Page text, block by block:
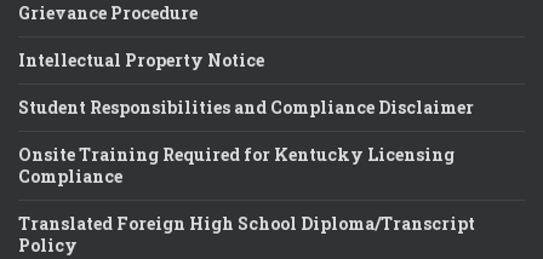
Grievance Procedure
Intellectual Property Notice
Student Responsibilities and Compliance Disclaimer
Onsite Training Required for Kentucky Licensing
Compliance
Translated Foreign High School Diploma/Transcript
Policy